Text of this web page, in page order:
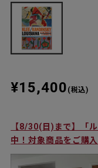
¥15,400 (税込)
【8/30(日)まで】「
中！対象商品をご購